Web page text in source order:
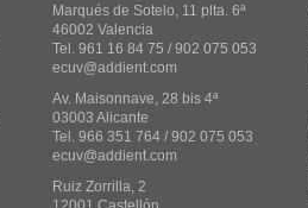
Marqués de Sotelo, 11 plta. 6ª
46002 Valencia
Tel. 961 16 84 75 / 902 075 053
ecuv@addient.com
Av. Maisonnave, 28 bis 4ª
03003 Alicante
Tel. 966 351 764 / 902 075 053
ecuv@addient.com
Ruiz Zorrilla, 2